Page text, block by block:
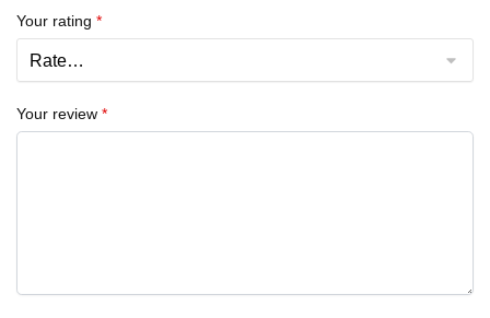
Your rating *
Your review *